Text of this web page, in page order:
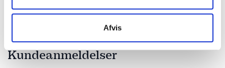
Afvis
Kundeanmeldelser